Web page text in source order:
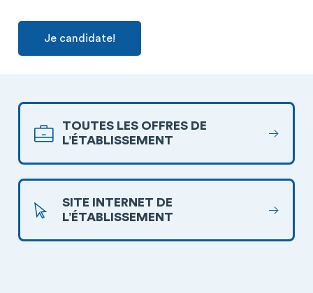
Je candidate!
TOUTES LES OFFRES DE
L’ÉTABLISSEMENT
SITE INTERNET DE
L’ÉTABLISSEMENT